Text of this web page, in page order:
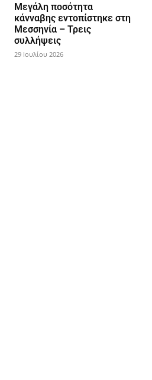
Μεγάλη ποσότητα
κάνναβης εντοπίστηκε στη
Μεσσηνία – Τρεις
συλλήψεις
29 Ιουλίου 2026